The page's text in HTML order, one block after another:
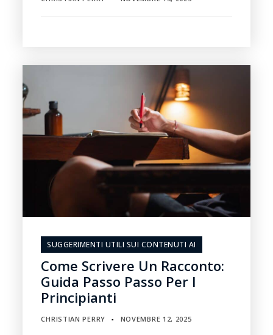
SUGGERIMENTI UTILI SUI CONTENUTI AI
Come Scrivere Un Racconto:
Guida Passo Passo Per I
Principianti
CHRISTIAN PERRY ▪ NOVEMBRE 12, 2025